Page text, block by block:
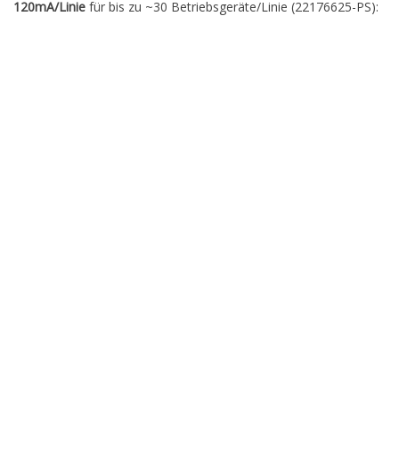
120mA/Linie für bis zu ~30 Betriebsgeräte/Linie (22176625-PS):